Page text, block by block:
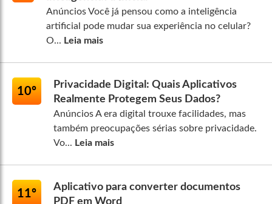
Anúncios Você já pensou como a inteligência
artificial pode mudar sua experiência no celular?
O... Leia mais
10º
Privacidade Digital: Quais Aplicativos
Realmente Protegem Seus Dados?
Anúncios A era digital trouxe facilidades, mas
também preocupações sérias sobre privacidade.
Vo... Leia mais
11º
Aplicativo para converter documentos
PDF em Word